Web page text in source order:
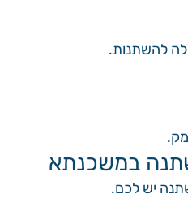
להשתנות.
במשכנתא
יש לכם.